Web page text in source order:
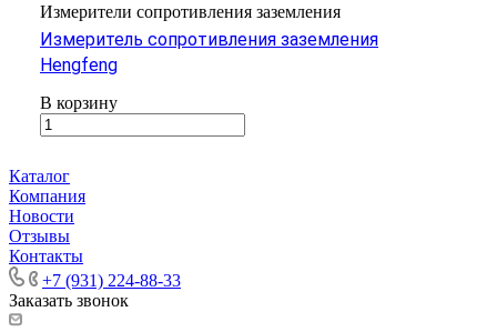
Измерители сопротивления заземления
Измеритель сопротивления заземления
Hengfeng
В корзину
Каталог
Компания
Новости
Отзывы
Контакты
+7 (931) 224-88-33
Заказать звонок